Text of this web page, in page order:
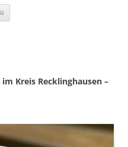
Kreis Recklinghausen –